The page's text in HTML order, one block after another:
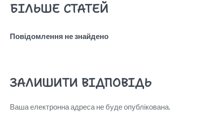
БІЛЬШЕ СТАТЕЙ
Повідомлення не знайдено
ЗАЛИШИТИ ВІДПОВІДЬ
Ваша електронна адреса не буде опублікована.